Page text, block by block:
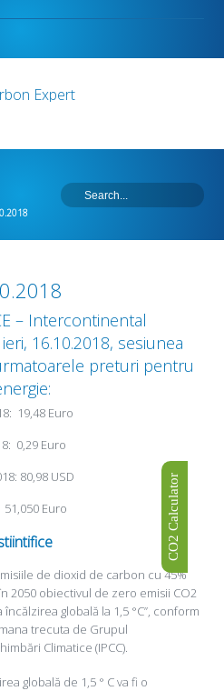
– Intercontinental
16.10.2018, sesiunea
preturi pentru
19,48 Euro
0,29 Euro
80,98 USD
Euro
de dioxid de carbon cu 45%
2050 obiectivul de zero emisii CO2
globală la 1,5 °C”, conform
trecuta de Grupul
Climatice (IPCC).
globală de 1,5 ° C va fi o
CO2 Calculator